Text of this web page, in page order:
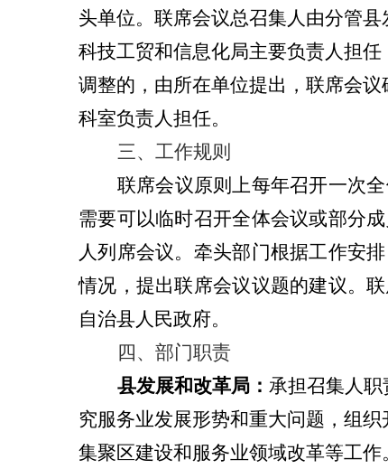
头单位。联席会议总召集人由分管县
科技工贸和信息化局主要负责人担
调整的，由所在单位提出，联席会
科室负责人担任。
三、工作规则
联席会议原则上每年召开一次
需要可以临时召开全体会议或部分
人列席会议。牵头部门根据工作安
情况，提出联席会议议题的建议。
自治县人民政府。
四、部门职责
县发展和改革局： 承担召集人
究服务业发展形势和重大问题，组
集聚区建设和服务业领域改革等工